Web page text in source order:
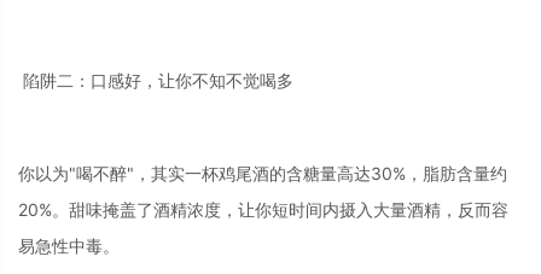
陷阱二：口感好，让你不知不觉喝多
你以为"喝不醉"，其实一杯鸡尾酒的含糖量高达30%，脂肪含量约
20%。甜味掩盖了酒精浓度，让你短时间内摄入大量酒精，反而容
易急性中毒。